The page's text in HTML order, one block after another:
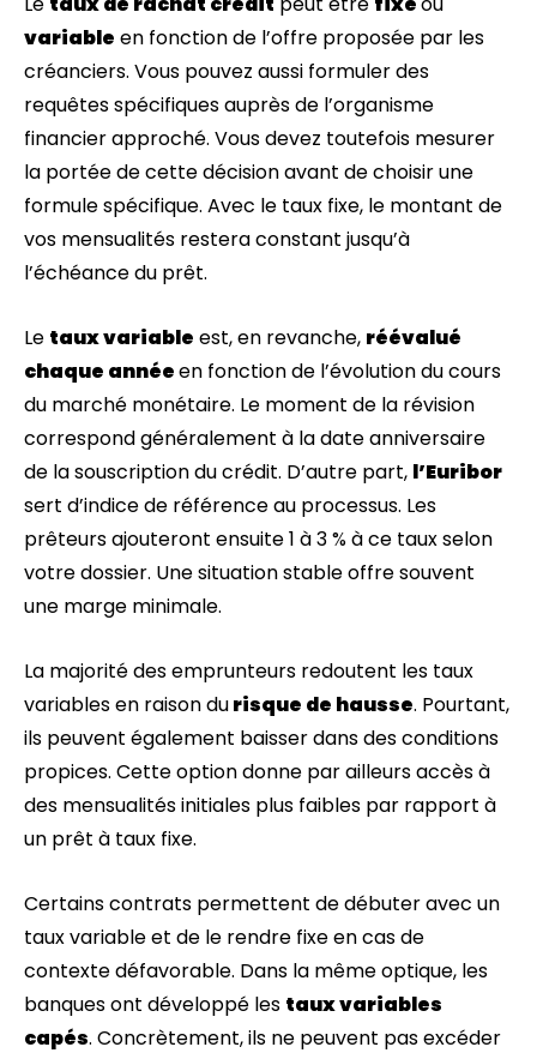
variable en fonction de l’offre proposée par les
créanciers. Vous pouvez aussi formuler des
requêtes spécifiques auprès de l’organisme
financier approché. Vous devez toutefois mesurer
la portée de cette décision avant de choisir une
formule spécifique. Avec le taux fixe, le montant de
vos mensualités restera constant jusqu’à
l’échéance du prêt.
Le taux variable est, en revanche, réévalué
chaque annéeen fonction de l’évolution du cours
du marché monétaire. Le moment de la révision
correspond généralement à la date anniversaire
de la souscription du crédit. D’autre part, l’Euribor
sert d’indice de référence au processus. Les
prêteurs ajouteront ensuite 1 à 3 % à ce taux selon
votre dossier. Une situation stable offre souvent
une marge minimale.
La majorité des emprunteurs redoutent les taux
variables en raison durisque de hausse. Pourtant,
ils peuvent également baisser dans des conditions
propices. Cette option donne par ailleurs accès à
des mensualités initiales plus faibles par rapport à
un prêt à taux fixe.
Certains contrats permettent de débuter avec un
taux variable et de le rendre fixe en cas de
contexte défavorable. Dans la même optique, les
banques ont développé les taux variables
capés. Concrètement, ils ne peuvent pas excéder